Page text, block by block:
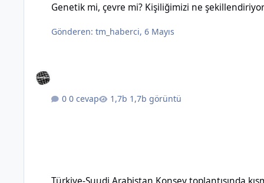
Genetik mi, çevre mi? Kişiliğimizi ne
Gönderen:tm_haberci,6 Mayıs
0 cevap 1,7b görüntü